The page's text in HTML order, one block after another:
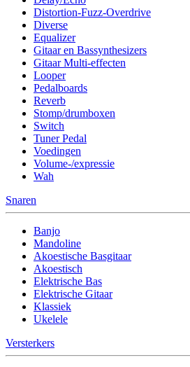
Distortion-Fuzz-Overdrive
Diverse
Equalizer
Gitaar en Bassynthesizers
Gitaar Multi-effecten
Looper
Pedalboards
Reverb
Stomp/drumboxen
Switch
Tuner Pedal
Voedingen
Volume-/expressie
Wah
Snaren
Banjo
Mandoline
Akoestische Basgitaar
Akoestisch
Elektrische Bas
Elektrische Gitaar
Klassiek
Ukelele
Versterkers